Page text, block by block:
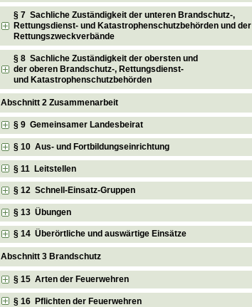
§ 7 Sachliche Zuständigkeit der unteren Brandschutz-,
Rettungsdienst- und Katastrophenschutzbehörden und der
Rettungszweckverbände
§ 8 Sachliche Zuständigkeit der obersten und
der oberen Brandschutz-, Rettungsdienst-
und Katastrophenschutzbehörden
Abschnitt 2 Zusammenarbeit
§ 9 Gemeinsamer Landesbeirat
§ 10 Aus- und Fortbildungseinrichtung
§ 11 Leitstellen
§ 12 Schnell-Einsatz-Gruppen
§ 13 Übungen
§ 14 Überörtliche und auswärtige Einsätze
Abschnitt 3 Brandschutz
§ 15 Arten der Feuerwehren
§ 16 Pflichten der Feuerwehren